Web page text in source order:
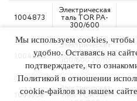
1004873
Электрическая
таль TOR PA-
300/600
1004874
Электрическая
таль TOR PA-
м
1003308
Электрическая
таль TOR PA-
Мы используем cookies, чтобы
удобно. Оставаясь на
подтверждаете, что
Политикой в отношении
cookie-файлов на нашем